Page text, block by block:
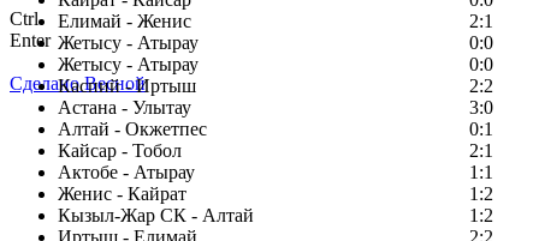
Елимай - Женис
2:1
Жетысу - Атырау
0:0
Жетысу - Атырау
0:0
Каспий - Иртыш
2:2
Астана - Улытау
3:0
Алтай - Окжетпес
0:1
Кайсар - Тобол
2:1
Актобе - Атырау
1:1
Женис - Кайрат
1:2
Кызыл-Жар СК - Алтай
1:2
Ctrl
Enter
Сделано Весной